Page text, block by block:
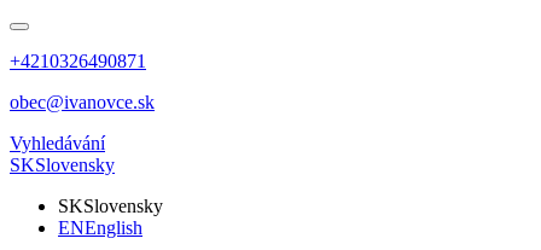
+4210326490871
obec@ivanovce.sk
Vyhledávání
SKSlovensky
SKSlovensky
ENEnglish